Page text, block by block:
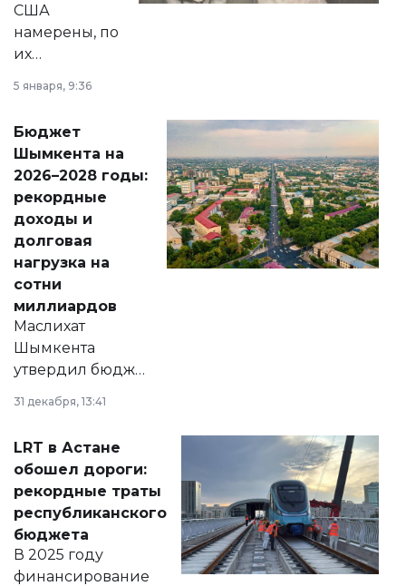
США
намерены, по
их
принести
народу
Венесуэлы.
5 января, 9:36
Бюджет
Шымкента на
2026–2028 годы:
рекордные
доходы и
долговая
нагрузка на
сотни
миллиардов
Маслихат
Шымкента
утвердил бюджет
города на 2026–
2028 годы.
документ
появился в базе
нормативных
правовых актов и
на сайте маслихат
города.
31 декабря, 13:41
LRT в Астане
обошел дороги:
рекордные траты
республиканского
бюджета
В 2025 году
финансирование